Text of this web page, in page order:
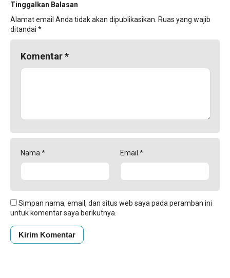
Tinggalkan Balasan
Alamat email Anda tidak akan dipublikasikan. Ruas yang wajib
ditandai *
Komentar*
Nama * Email *
Simpan nama, email, dan situs web saya pada peramban ini
untuk komentar saya berikutnya.